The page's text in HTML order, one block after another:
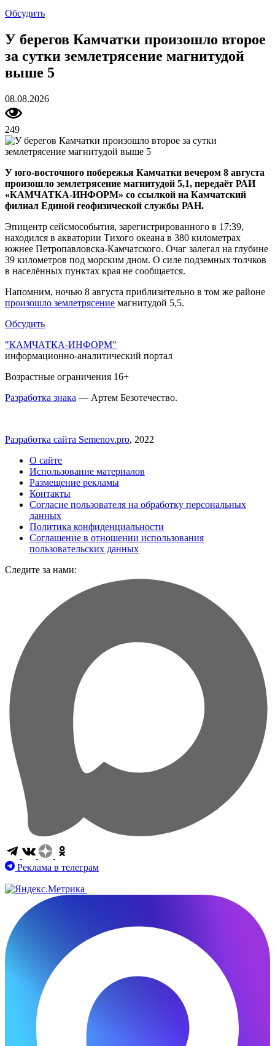
Обсудить
У берегов Камчатки произошло второе
за сутки землетрясение магнитудой
выше 5
08.08.2026
249
У юго-восточного побережья Камчатки вечером 8 августа
произошло землетрясение магнитудой 5,1, передаёт РАИ
«КАМЧАТКА-ИНФОРМ» со ссылкой на Камчатский
филиал Единой геофизической службы РАН.
Эпицентр сейсмособытия, зарегистрированного в 17:39,
находился в акватории Тихого океана в 380 километрах
южнее Петропавловска-Камчатского. Очаг залегал на глубине
39 километров под морским дном. О силе подземных толчков
в населённых пунктах края не сообщается.
Напомним, ночью 8 августа приблизительно в том же районе
произошло землетрясение магнитудой 5,5.
Обсудить
"КАМЧАТКА-ИНФОРМ"
информационно-аналитический портал
Возрастные ограничения 16+
Разработка знака — Артем Безотечество.
Разработка сайта Semenov.pro, 2022
О сайте
Использование материалов
Размещение рекламы
Контакты
Согласие пользователя на обработку персональных
данных
Политика конфиденциальности
Соглашение в отношении использования
пользовательских данных
Следите за нами:
Реклама в телеграм